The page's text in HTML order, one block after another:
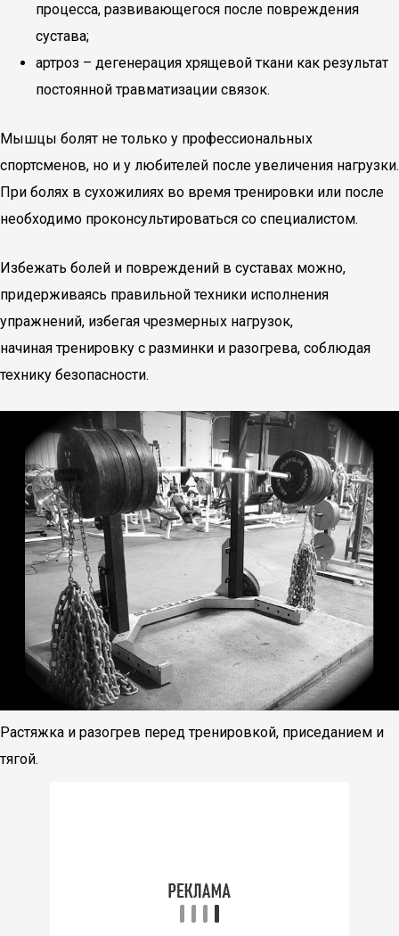
процесса, развивающегося после повреждения
сустава;
артроз – дегенерация хрящевой ткани как результат
постоянной травматизации связок.
Мышцы болят не только у профессиональных
спортсменов, но и у любителей после увеличения нагрузки.
При болях в сухожилиях во время тренировки или после
необходимо проконсультироваться со специалистом.
Избежать болей и повреждений в суставах можно,
придерживаясь правильной техники исполнения
упражнений, избегая чрезмерных нагрузок,
начиная тренировку с разминки и разогрева, соблюдая
технику безопасности.
Растяжка и разогрев перед тренировкой, приседанием и
тягой.